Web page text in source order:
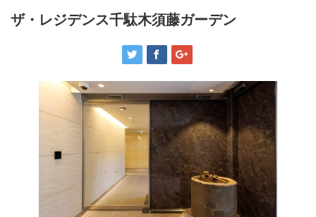
ザ・レジデンス千駄木須藤ガーデン